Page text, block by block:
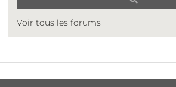
Voir tous les forums